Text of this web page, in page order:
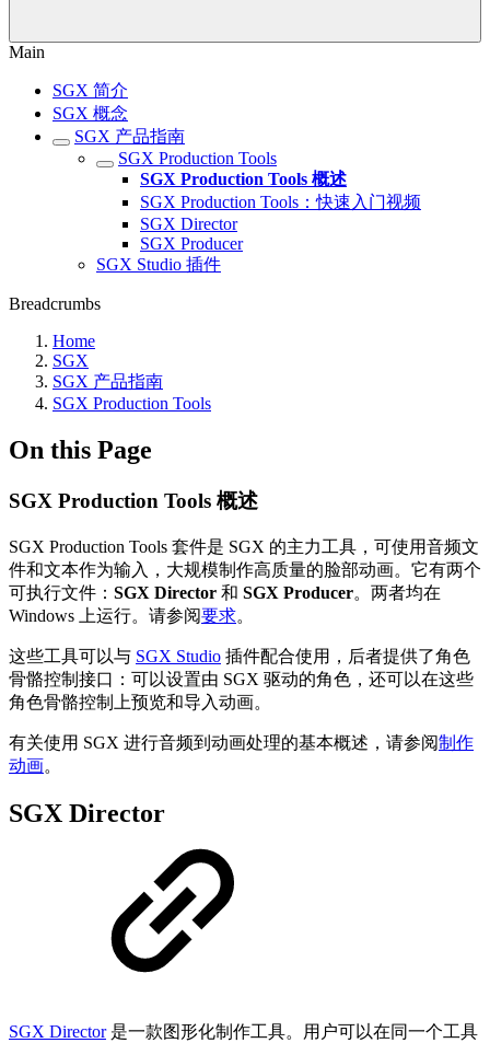
Main
SGX 简介
SGX 概念
SGX 产品指南
SGX Production Tools
SGX Production Tools 概述
SGX Production Tools：快速入门视频
SGX Director
SGX Producer
SGX Studio 插件
Breadcrumbs
Home
SGX
SGX 产品指南
SGX Production Tools
On this Page
SGX Production Tools 概述
SGX Production Tools 套件是 SGX 的主力工具，可使用音频文
件和文本作为输入，大规模制作高质量的脸部动画。它有两个
可执行文件： SGX Director 和 SGX Producer。两者均在
Windows 上运行。请参阅要求。
这些工具可以与 SGX Studio 插件配合使用，后者提供了角色
骨骼控制接口：可以设置由 SGX 驱动的角色，还可以在这些
角色骨骼控制上预览和导入动画。
有关使用 SGX 进行音频到动画处理的基本概述，请参阅制作
动画。
SGX Director
SGX Director是一款图形化制作工具。用户可以在同一个工具